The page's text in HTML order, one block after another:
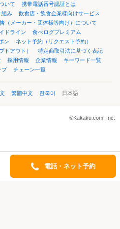
いて
携帯電話番号認証とは
組み
飲食店・飲食企業様向けサービス
（メーカー・団体様等向け）について
ドライン
食べログプレミアム
ン
ネット予約（リクエスト予約）
トアウト）
特定商取引法に基づく表記
採用情報 企業情報
キーワード一覧
プ
チェーン一覧
繁體中文 한국어 日本語
©Kakaku.com, Inc.
電話・ネット予約